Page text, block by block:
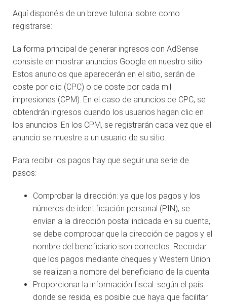
Aquí disponéis de un breve tutorial sobre como
registrarse:
La forma principal de generar ingresos con AdSense
consiste en mostrar anuncios Google en nuestro sitio.
Estos anuncios que aparecerán en el sitio, serán de
coste por clic (CPC) o de coste por cada mil
impresiones (CPM). En el caso de anuncios de CPC, se
obtendrán ingresos cuando los usuarios hagan clic en
los anuncios. En los CPM, se registrarán cada vez que el
anuncio se muestre a un usuario de su sitio.
Para recibir los pagos hay que seguir una serie de
pasos:
Comprobar la dirección: ya que los pagos y los
números de identificación personal (PIN), se
envían a la dirección postal indicada en su cuenta,
se debe comprobar que la dirección de pagos y el
nombre del beneficiario son correctos. Recordar
que los pagos mediante cheques y Western Union
se realizan a nombre del beneficiario de la cuenta.
Proporcionar la información fiscal: según el país
donde se resida, es posible que haya que facilitar